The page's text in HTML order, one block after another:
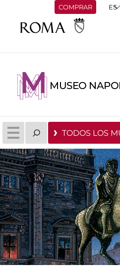
COMPRAR
MUSEO
TODOS LOS